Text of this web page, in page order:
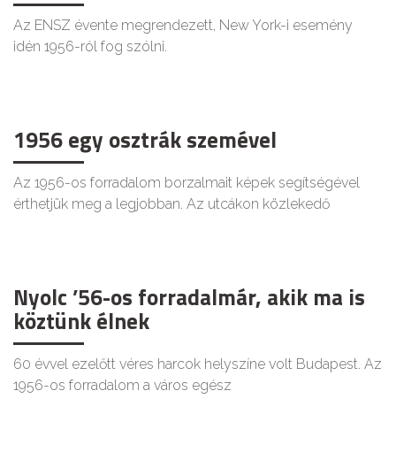
Az ENSZ évente megrendezett, New York-i esemény
idén 1956-ról fog szólni.
1956 egy osztrák szemével
Az 1956-os forradalom borzalmait képek segítségével
érthetjük meg a legjobban. Az utcákon közlekedő
Nyolc ’56-os forradalmár, akik ma is
köztünk élnek
60 évvel ezelőtt véres harcok helyszíne volt Budapest. Az
1956-os forradalom a város egész